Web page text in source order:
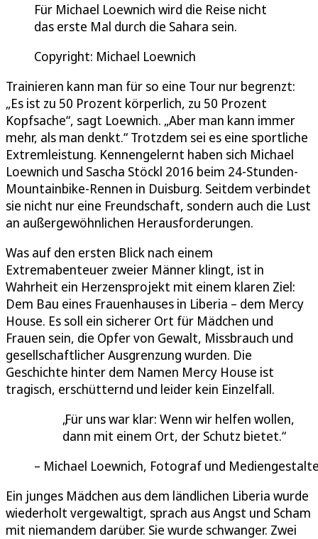
Für Michael Loewnich wird die Reise nicht
das erste Mal durch die Sahara sein.
Copyright: Michael Loewnich
Trainieren kann man für so eine Tour nur begrenzt:
„Es ist zu 50 Prozent körperlich, zu 50 Prozent
Kopfsache“, sagt Loewnich. „Aber man kann immer
mehr, als man denkt.“ Trotzdem sei es eine sportliche
Extremleistung. Kennengelernt haben sich Michael
Loewnich und Sascha Stöckl 2016 beim 24-Stunden-
Mountainbike-Rennen in Duisburg. Seitdem verbindet
sie nicht nur eine Freundschaft, sondern auch die Lust
an außergewöhnlichen Herausforderungen.
Was auf den ersten Blick nach einem
Extremabenteuer zweier Männer klingt, ist in
Wahrheit ein Herzensprojekt mit einem klaren Ziel:
Dem Bau eines Frauenhauses in Liberia – dem Mercy
House. Es soll ein sicherer Ort für Mädchen und
Frauen sein, die Opfer von Gewalt, Missbrauch und
gesellschaftlicher Ausgrenzung wurden. Die
Geschichte hinter dem Namen Mercy House ist
tragisch, erschütternd und leider kein Einzelfall.
Für uns war klar: Wenn wir helfen wollen,
dann mit einem Ort, der Schutz bietet.
Michael Loewnich, Fotograf und
Ein junges Mädchen aus dem ländlichen Liberia wurde
wiederholt vergewaltigt, sprach aus Angst und Scham
mit niemandem darüber. Sie wurde schwanger. Zwei